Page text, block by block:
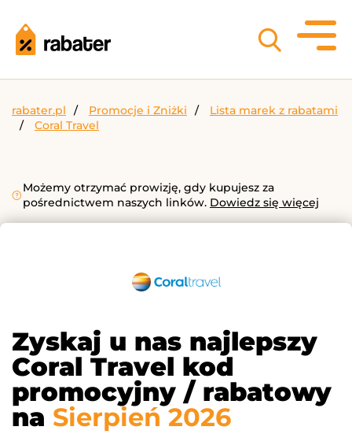
rabater.pl Promocje i Zniżki
Lista marek z rabatami
Coral Travel
Możemy otrzymać prowizję, gdy kupujesz za
pośrednictwem naszych linków. Dowiedz się więcej
Zyskaj u nas najlepszy
Coral Travel kod
promocyjny / rabatowy
na Sierpień 2026